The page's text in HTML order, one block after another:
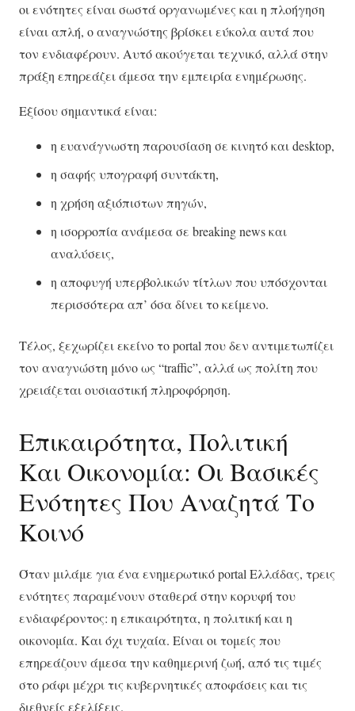
οι ενότητες είναι σωστά οργανωμένες και η πλοήγηση
είναι απλή, ο αναγνώστης βρίσκει εύκολα αυτά που
τον ενδιαφέρουν. Αυτό ακούγεται τεχνικό, αλλά στην
πράξη επηρεάζει άμεσα την εμπειρία ενημέρωσης.
Εξίσου σημαντικά είναι:
η ευανάγνωστη παρουσίαση σε κινητό και desktop,
η σαφής υπογραφή συντάκτη,
η χρήση αξιόπιστων πηγών,
η ισορροπία ανάμεσα σε breaking news και
αναλύσεις,
η αποφυγή υπερβολικών τίτλων που υπόσχονται
περισσότερα απ’ όσα δίνει το κείμενο.
Τέλος, ξεχωρίζει εκείνο το portal που δεν αντιμετωπίζει
τον αναγνώστη μόνο ως “traffic”, αλλά ως πολίτη που
χρειάζεται ουσιαστική πληροφόρηση.
Επικαιρότητα, Πολιτική
Και Οικονομία: Οι Βασικές
Ενότητες Που Αναζητά Το
Κοινό
Όταν μιλάμε για ένα ενημερωτικό portal Ελλάδας, τρεις
ενότητες παραμένουν σταθερά στην κορυφή του
ενδιαφέροντος: η επικαιρότητα, η πολιτική και η
οικονομία. Και όχι τυχαία. Είναι οι τομείς που
επηρεάζουν άμεσα την καθημερινή ζωή, από τις τιμές
στο ράφι μέχρι τις κυβερνητικές αποφάσεις και τις
διεθνείς εξελίξεις.